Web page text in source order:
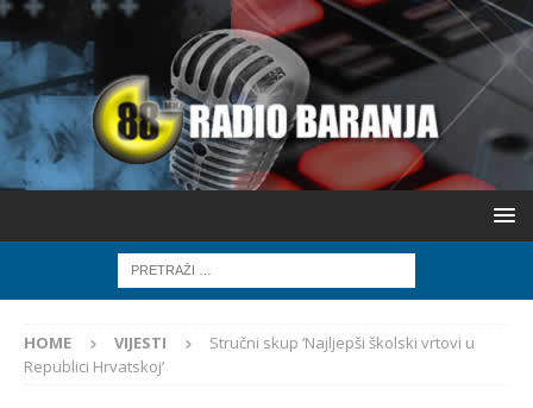
HOME VIJESTI
Stručni skup ‘Najljepši školski vrtovi u
Republici Hrvatskoj’